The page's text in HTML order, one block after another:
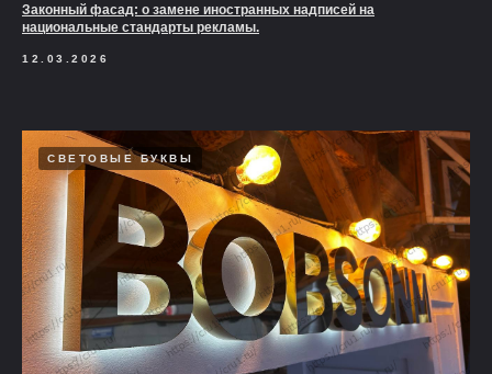
Законный фасад: о замене иностранных надписей на
национальные стандарты рекламы.
12.03.2026
СВЕТОВЫЕ БУКВЫ